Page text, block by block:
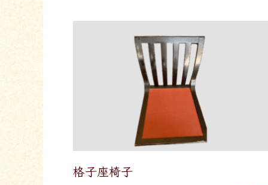
格子座椅子